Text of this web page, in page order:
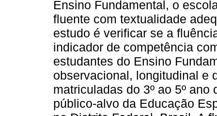
Ensino Fundamental, o
fluente com textualidade
estudo é verificar se a
indicador de competência
estudantes do Ensino
observacional, longitudinal e
matriculadas do 3º ao 5º
público-alvo da Educação